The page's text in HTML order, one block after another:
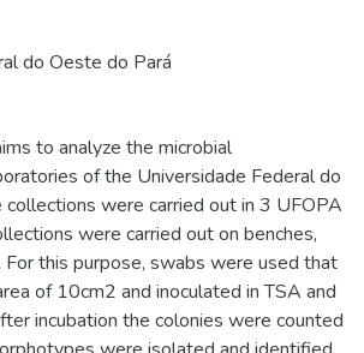
do Oeste do Pará
to analyze the microbial
of the Universidade Federal do
collections were carried out in 3 UFOPA
were carried out on benches,
this purpose, swabs were used that
of 10cm2 and inoculated in TSA and
incubation the colonies were counted